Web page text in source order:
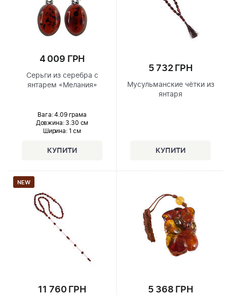
4 009 ГРН
Серьги из серебра с
янтарем «Мелания»
Вага: 4.09 грама
Довжина:3.30 см
Ширина: 1 см
5 732 ГРН
Мусульманские чётки из
янтаря
NEW
11 760 ГРН 5 368 ГРН